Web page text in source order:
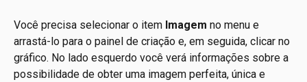
Você precisa selecionar o item Imagem no menu e
arrastá-lo para o painel de criação e, em seguida, clicar no
gráfico. No lado esquerdo você verá informações sobre a
possibilidade de obter uma imagem perfeita, única e